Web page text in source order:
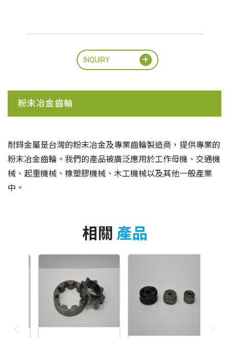
INQUIRY
粉末冶金齒輪
耐鍀金屬是台灣的粉末冶金及專業齒輪製造商，提供專業的
粉末冶金齒輪。我們的產品被廣泛應用於工作母機、交通機
械、起重機械、橡塑膠機械、木工機械以及其他一般產業
中。
相關 產品